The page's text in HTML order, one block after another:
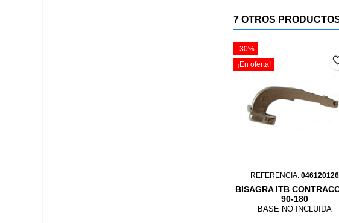
7 OTROS
-30%
¡En oferta!
REFERENCIA: 046120126
BISAGRA ITB
90-180
BASE NO INCLUIDA